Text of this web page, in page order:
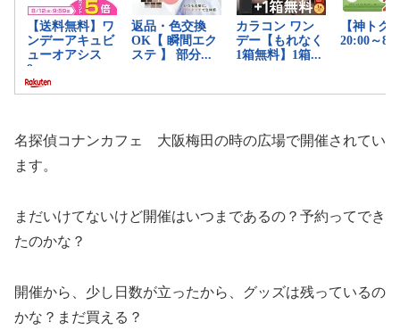
名探偵コナンカフェ 大阪梅田の時の広場で開催されてい
ます。
まだいけてないけど開催はいつまであるの？予約ってでき
たのかな？
開催から、少し日数が立ったから、グッズは残っているの
かな？まだ買える？